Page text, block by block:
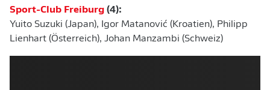
Sport-Club Freiburg (4):
Yuito Suzuki (Japan), Igor Matanović (Kroatien), Philipp
Lienhart (Österreich), Johan Manzambi (Schweiz)